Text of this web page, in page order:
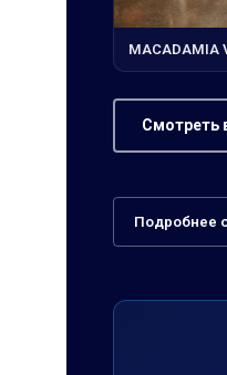
MACADAMIA
Смотреть
Подробнее